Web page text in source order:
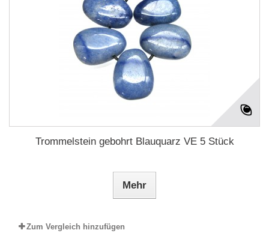
Trommelstein gebohrt Blauquarz VE 5 Stück
Mehr
Zum Vergleich hinzufügen